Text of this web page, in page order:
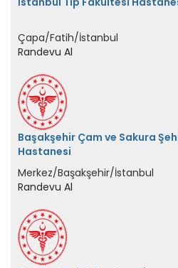
Başakşehir Çam ve Sakura Şehir
Hastanesi
Merkez/Başakşehir/İstanbul
Randevu Al
Çeşme Devlet Hastanesi
Ilıca/Çeşme/İzmir
Randevu Al